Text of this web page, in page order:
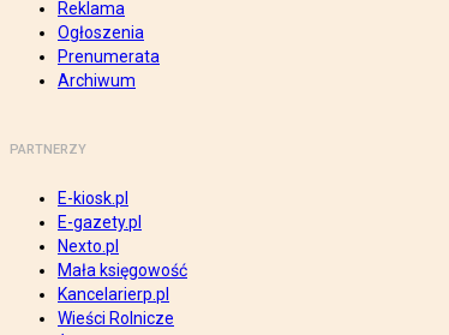
Reklama
Ogłoszenia
Prenumerata
Archiwum
PARTNERZY
E-kiosk.pl
E-gazety.pl
Nexto.pl
Mała księgowość
Kancelarierp.pl
Wieści Rolnicze